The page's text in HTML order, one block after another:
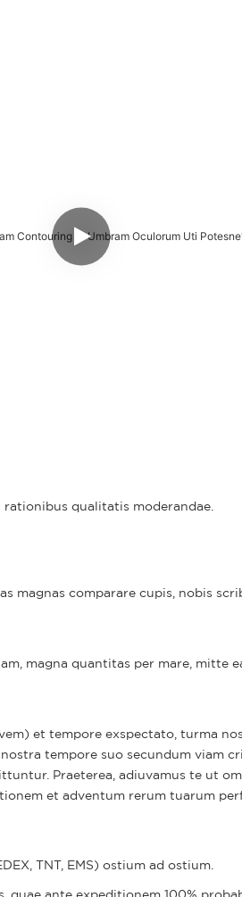
qualitatis moderandae.
magnas comparare cupis, nobis
magna quantitas per mare, mitte
et tempore exspectato, turma
tempore suo secundum viam
Praeterea, adiuvamus te ut
et adventum rerum tuarum
TNT, EMS) ostium ad ostium.